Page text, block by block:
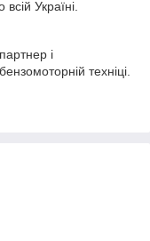
Україні.
і
техніці.